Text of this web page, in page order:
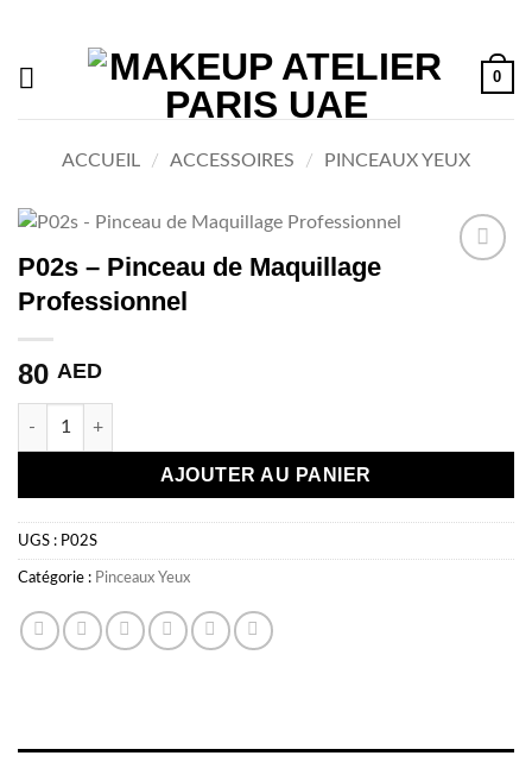
contenu
0
ACCUEIL / ACCESSOIRES / PINCEAUX YEUX
P02s – Pinceau de Maquillage
Professionnel
80 AED
quantité de P02s - Pinceau de Maquillage Professionnel
AJOUTER AU PANIER
UGS : P02S
Catégorie : Pinceaux Yeux